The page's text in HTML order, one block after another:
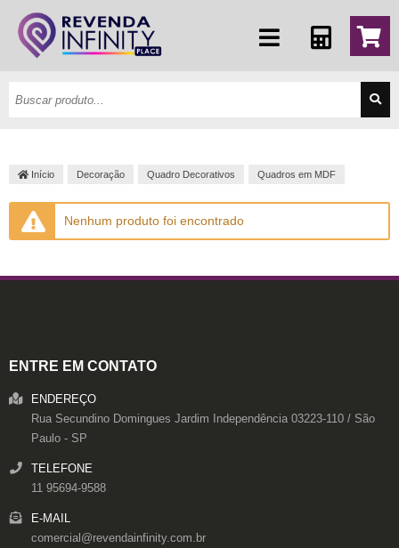
Início Decoração Quadro Decorativos Quadros em MDF
Nenhum produto foi encontrado
ENTRE EM CONTATO
ENDEREÇO
Rua Secundino Domingues Jardim Independência 03223-110 / São
Paulo - SP
TELEFONE
11 95694-9588
E-MAIL
comercial@revendainfinity.com.br